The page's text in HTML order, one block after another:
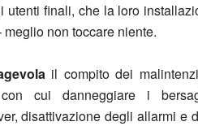
utenti finali, che la loro
non toccare niente.
il compito dei
cui danneggiare i
disattivazione degli allarmi e